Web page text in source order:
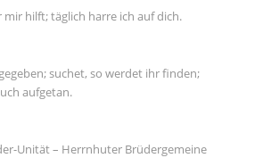
hilft; täglich harre ich auf dich.
suchet, so werdet ihr finden;
aufgetan.
Unität – Herrnhuter Brüdergemeine